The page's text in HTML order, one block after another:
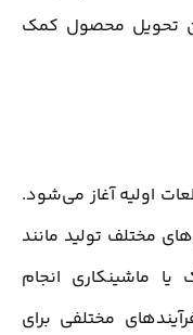
تحویل محصول کمک
اولیه آغاز می‌شود.
مختلف تولید مانند
یا ماشینکاری انجام
مختلفی برای